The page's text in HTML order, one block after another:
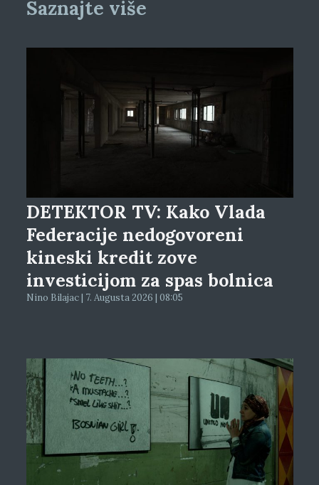
Saznajte više
DETEKTOR TV: Kako Vlada
Federacije nedogovoreni
kineski kredit zove
investicijom za spas bolnica
Nino Bilajac | 7. Augusta 2026 | 08:05